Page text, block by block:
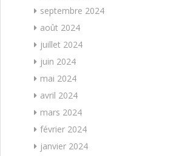
septembre 2024
août 2024
juillet 2024
juin 2024
mai 2024
avril 2024
mars 2024
février 2024
janvier 2024